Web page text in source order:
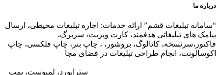
درباره ما
“سامانه تبلیغات قشم” ارائه خدمات: اجاره تبلیغات محیطی، ارسال
پیامک های تبلیغاتی هدفمند، کارت ویزیت، سربرگ،
فاکتور،سرنسخه، کاتالوگ، بروشور، ، چاپ بنر، چاپ فلکسی، چاپ
اکوسالونت، انجام طراحی تبلیغات در فضای مجا
سترابورد، لمپوست، پمپ